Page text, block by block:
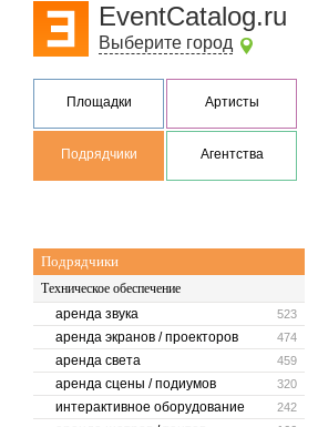
EventCatalog.ru
Выберите город
Площадки Артисты
Подрядчики Агентства
Подрядчики
Техническое обеспечение
523
аренда звука
474
аренда экранов / проекторов
459
аренда света
320
аренда сцены / подиумов
242
интерактивное оборудование